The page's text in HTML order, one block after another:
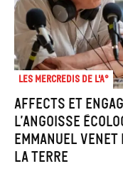
Les mercredis de l'A°
Affects et
l’angoisse
Emmanuel
la Terre